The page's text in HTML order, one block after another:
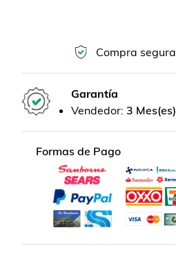
Compra segura
Garantía
Vendedor: 3 Mes(es)
Formas de Pago